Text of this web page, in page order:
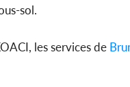
sol.
les services de